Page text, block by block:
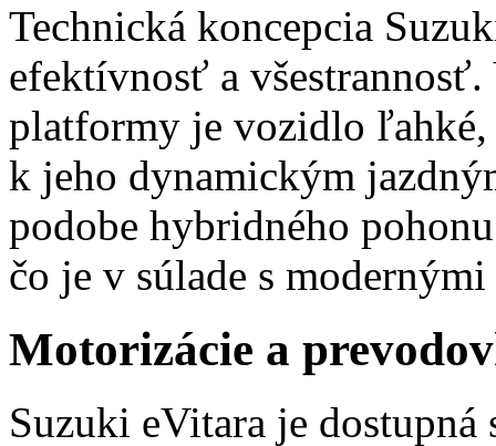
Technická koncepcia
efektívnosť a
platformy je vozidlo ľahké,
k jeho dynamickým
podobe hybridného
čo je v súlade s
Motorizácie a
Suzuki eVitara je